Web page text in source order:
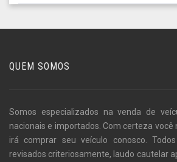
QUEM SOMOS
Somos especializados na venda de
nacionais e importados. Com certeza você
irá comprar seu veículo conosco.
revisados criteriosamente, laudo cautelar